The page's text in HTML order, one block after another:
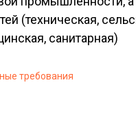
(техническая,
санитарная)
требования